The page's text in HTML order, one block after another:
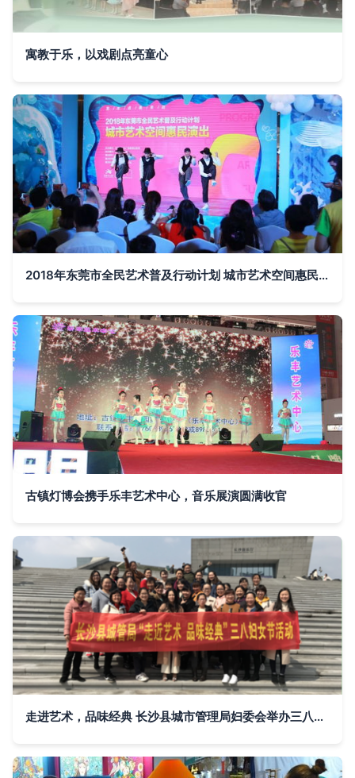
寓教于乐，以戏剧点亮童心
2018年东莞市全民艺术普及行动计划 城市艺术空间惠民演出活动综述
古镇灯博会携手乐丰艺术中心，音乐展演圆满收官
走进艺术，品味经典 长沙县城市管理局妇委会举办三八妇女节特色活动